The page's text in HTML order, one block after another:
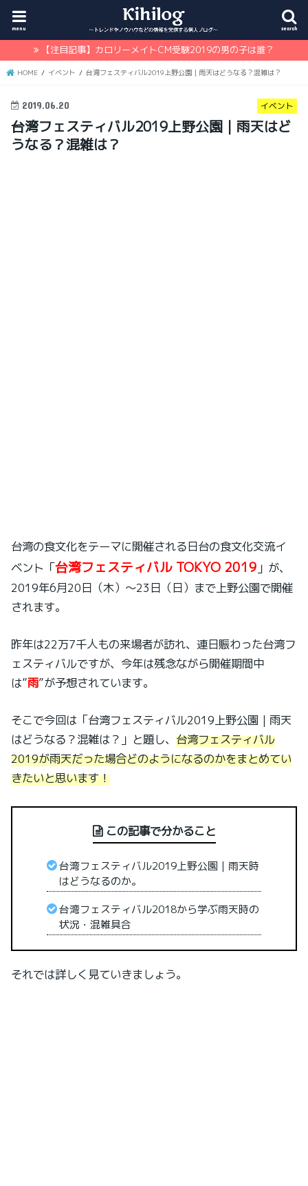
search
menu
【注目記事】カロリーメイトCM受験2019の男の子は誰？
HOME イベント 台湾フェスティバル2019上野公園｜雨天はどうなる？混雑は？
イベント
2019.06.20
台湾フェスティバル2019上野公園｜雨天はど
うなる？混雑は？
台湾の食文化をテーマに開催される日台の食文化交流イ
ベント「台湾フェスティバル TOKYO 2019 」が、
2019年6月20日（木）～23日（日）まで上野公園で開催
されます。
昨年は22万7千人もの来場者が訪れ、連日賑わった台湾フ
ェスティバルですが、今年は残念ながら開催期間中
は”雨”が予想されています。
そこで今回は「台湾フェスティバル2019上野公園｜雨天
はどうなる？混雑は？」と題し、台湾フェスティバル
2019が雨天だった場合どのようになるのかをまとめてい
きたいと思います！
この記事で分かること
台湾フェスティバル2019上野公園｜雨天時
はどうなるのか。
台湾フェスティバル2018から学ぶ雨天時の
状況・混雑具合
それでは詳しく見ていきましょう。